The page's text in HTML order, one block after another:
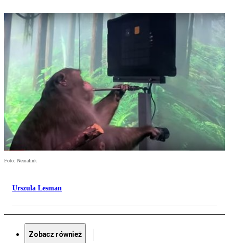
Foto: Neuralink
Urszula Lesman
Zobacz również